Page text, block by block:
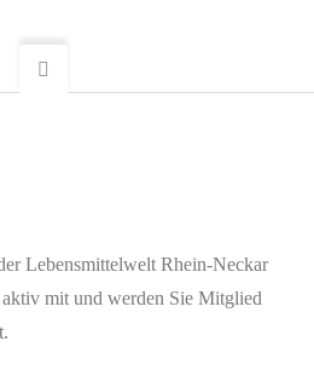
Lebensmittelwelt Rhein-Neckar
mit und werden Sie Mitglied